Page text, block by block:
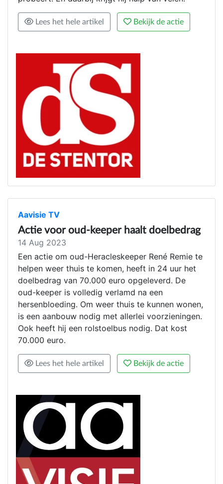
Lees het hele artikel Bekijk de actie
Aavisie TV
Actie voor oud-keeper haalt doelbedrag
14 Aug 2023
Een actie om oud-Heracleskeeper René Remie te
helpen weer thuis te komen, heeft in 24 uur het
doelbedrag van 70.000 euro opgeleverd. De
oud-keeper is volledig verlamd na een
hersenbloeding. Om weer thuis te kunnen wonen,
is een aanbouw nodig met allerlei voorzieningen.
Ook heeft hij een rolstoelbus nodig. Dat kost
70.000 euro.
Lees het hele artikel Bekijk de actie